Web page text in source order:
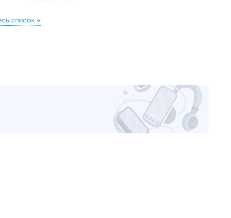
PCI Express 3.0
AMD Eyefinity
AMD
VR Ready
Активное,
Автоматический
Тепловые трубки